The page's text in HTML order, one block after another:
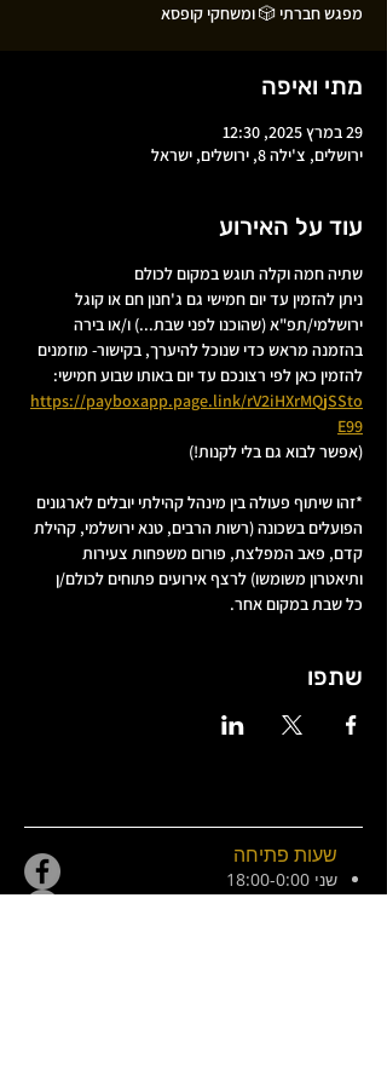
מפגש חברתי 🎲 ומשחקי קופסא
מתי ואיפה
29 במרץ 2025, 12:30
ירושלים, צ'ילה 8, ירושלים, ישראל
עוד על האירוע
שתיה חמה וקלה תוגש במקום לכולם
ניתן להזמין עד יום חמישי גם ג'חנון חם או קוגל
ירושלמי/תפ"א (שהוכנו לפני שבת...) ו/או בירה
בהזמנה מראש כדי שנוכל להיערך, בקישור- מוזמנים
להזמין כאן לפי רצונכם עד יום באותו שבוע חמישי:
https://payboxapp.page.link/rV2iHXrMQjSSto
E99
(אפשר לבוא גם בלי לקנות!)
*זהו שיתוף פעולה בין מינהל קהילתי יובלים לארגונים
הפועלים בשכונה (רשות הרבים, טנא ירושלמי, קהילת
קדם, פאב המפלצת, פורום משפחות צעירות
ותיאטרון משומשו) לרצף אירועים פתוחים לכולם/ן
כל שבת במקום אחר.
שתפו
שעות פתיחה
שני 18:00-0:00